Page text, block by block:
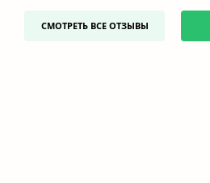
СМОТРЕТЬ ВСЕ ОТЗЫВЫ